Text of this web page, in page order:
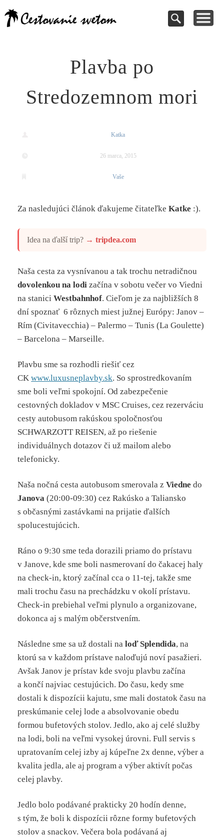
Cestovanie a
dovolenky
DOVOLENKY Cestujte s nami
VAŠE PRÍSPEVKY Inšpirujte sa
TIPY NA VÝLETY Kde vycestovať
NÁVODY Pomoc pri rezervácii
Plavba po
Stredozemnom mori
Katka
26 marca, 2015
Vaše
Za nasledujúci článok ďakujeme čitateľkeKatke :).
Idea na ďalší trip? → tripdea.com
Naša cesta za vysnívanou a tak trochu netradičnou
dovolenkou na lodi začína v sobotu večer vo Viedni
na staniciWestbahnhof. Cieľom je za najbližších 8
dní spoznať 6 rôznych miest južnej Európy: Janov –
Rím (Civitavecchia) – Palermo – Tunis (La Goulette)
– Barcelona – Marseille.
Plavbu sme sa rozhodli riešiť cez
CKwww.luxusneplavby.sk. So sprostredkovaním
sme boli veľmi spokojní. Od zabezpečenie
cestovných dokladov v MSC Cruises, cez rezerváciu
cesty autobusom rakúskou spoločnosťou
SCHWARZOTT REISEN, až po riešenie
individuálnych dotazov či už mailom alebo
telefonicky.
Naša nočná cesta autobusom smerovala zViedne do
Janova (20:00-09:30) cez Rakúsko a Taliansko
s občasnými zastávkami na prijatie ďalších
spolucestujúcich.
Ráno o 9:30 sme teda dorazili priamo do prístavu
v Janove, kde sme boli nasmerovaní do čakacej haly
na check-in, ktorý začínal cca o 11-tej, takže sme
mali trochu času na prechádzku v okolí prístavu.
Check-in prebiehal veľmi plynulo a organizovane,
dokonca aj s malým občerstvením.
Následne sme sa už dostali naloď Splendida, na
ktorú sa v každom prístave naloďujú noví pasažieri.
Avšak Janov je prístav kde svoju plavbu začína
a končí najviac cestujúcich. Do času, kedy sme
dostali k dispozícii kajutu, sme mali dostatok času na
preskúmanie celej lode a absolvovanie obedu
formou bufetových stolov. Jedlo, ako aj celé služby
na lodi, boli na veľmi vysokej úrovni. Full servis s
upratovaním celej izby aj kúpeľne 2x denne, výber a
kvalita jedla, ale aj program a výber aktivít počas
celej plavby.
Jedlo bolo podávané prakticky 20 hodín denne,
s tým, že boli k dispozícii rôzne formy bufetových
stolov a snackov. Večera bola podávaná aj